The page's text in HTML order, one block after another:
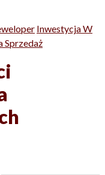
Inwestycja W
Sprzedaż